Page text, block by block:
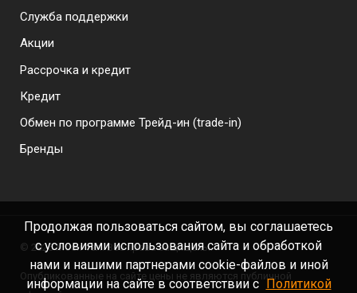
Служба поддержки
Акции
Рассрочка и кредит
Кредит
Обмен по программе Трейд-ин (trade-in)
Бренды
© 2026 Моби-тел. Все права защищены.
Опубликованные на сайте цены не являются публичной
Продолжая пользоваться сайтом, вы соглашаетесь
с условиями использования сайта и обработкой
нами и нашими партнерами cookie-файлов и иной
информации на сайте в соответствии с Политикой